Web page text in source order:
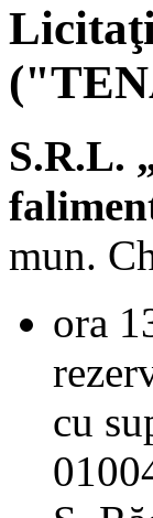
S.R.L.
mun.
ora
cu